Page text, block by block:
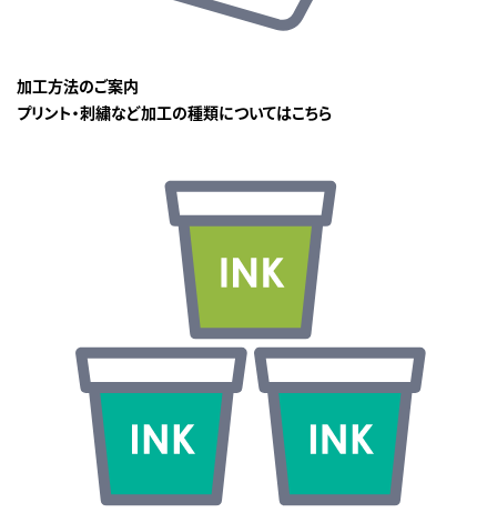
加工方法のご案内
プリント・刺繍など加工の種類についてはこちら